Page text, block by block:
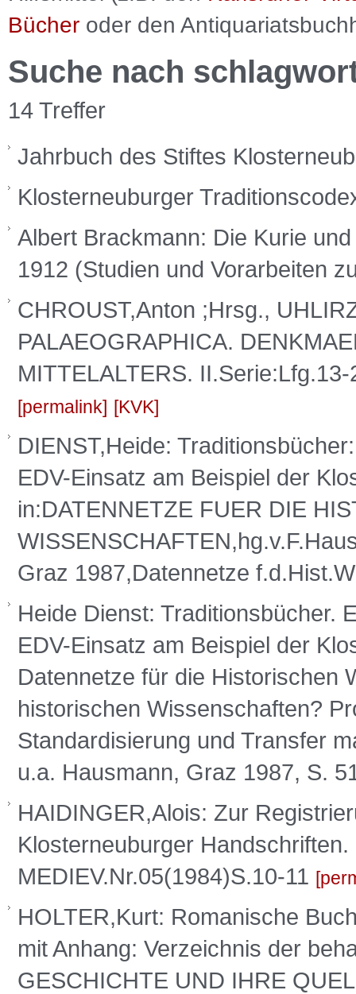
Bücher oder den
Suche nach
14 Treffer
Jahrbuch des Stiftes
Klosterneuburger
Albert Brackmann: Die Kurie
1912 (Studien und Vorarbeiten
CHROUST,Anton ;Hrsg.,
PALAEOGRAPHICA.
MITTELALTERS.
permalink KVK
DIENST,Heide:
EDV-Einsatz am Beispiel der
in:DATENNETZE FUER DIE
Graz 1987,Datennetze
Heide Dienst: Traditionsbücher.
EDV-Einsatz am Beispiel der
Datennetze für die Historischen
historischen Wissenschaften?
Standardisierung und Transfer
u.a. Hausmann, Graz 1987, S.
HAIDINGER,Alois: Zur
Klosterneuburger
MEDIEV.Nr.05(1984)S.10-11
HOLTER,Kurt: Romanische
mit Anhang: Verzeichnis der
GESCHICHTE UND IHRE